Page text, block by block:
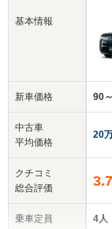
基本情報
新車価格
中古車
平均価格
クチコミ
総合評価
乗車定員
90
20
3.7
4人